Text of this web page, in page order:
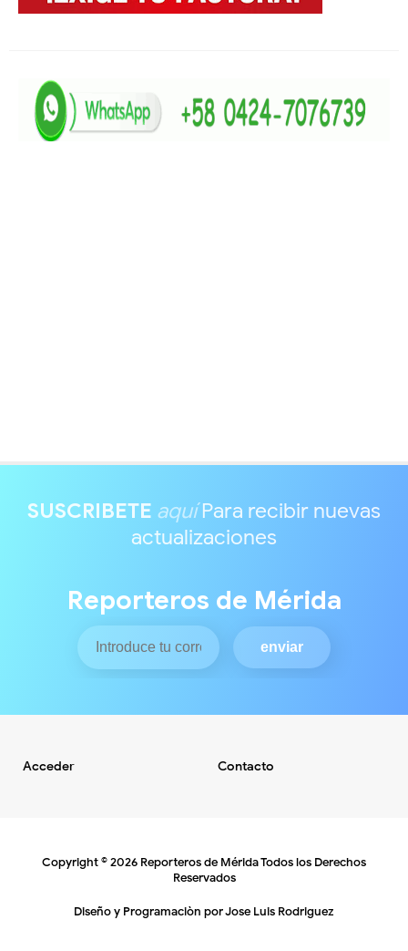
SUSCRIBETE aquíPara recibir nuevas
actualizaciones
Reporteros de Mérida
Acceder Contacto
Copyright ©2026 Reporteros de MéridaTodos los Derechos
Reservados
Diseño y Programaciòn porJose Luis Rodriguez